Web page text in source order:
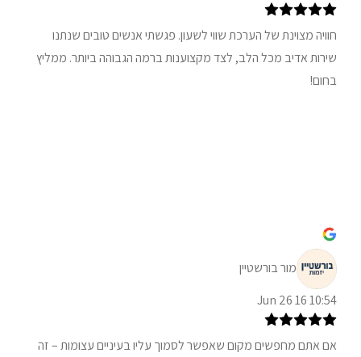
חוויה מצוינת של הערכת שווי לשעון. פגשתי אנשים טובים שנתנו
שירות אדיב מכל הלב, לצד מקצוענות ברמה הגבוהה ביותר. ממליץ
בחום!
מור בורשטיין
10:54 16 Jun 26
אם אתם מחפשים מקום שאפשר לסמוך עליו בעיניים עצומות – זה